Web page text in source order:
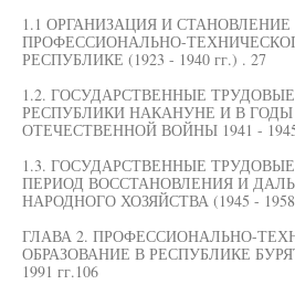
1.1 ОРГАНИЗАЦИЯ И
ПРОФЕССИОНАЛЬНО-
РЕСПУБЛИКЕ (1923 - 1940 гг.) . 27
1.2. ГОСУДАРСТВЕННЫЕ
РЕСПУБЛИКИ НАКАНУНЕ И В
ОТЕЧЕСТВЕННОЙ ВОЙНЫ 1941 -
1.3. ГОСУДАРСТВЕННЫЕ
ПЕРИОД ВОССТАНОВЛЕНИЯ И
НАРОДНОГО ХОЗЯЙСТВА (1945 - 1958
ГЛАВА 2. ПРОФЕССИОНАЛЬНО-
ОБРАЗОВАНИЕ В РЕСПУБЛИКЕ
1991 гг.106